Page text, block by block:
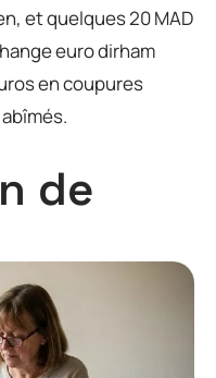
et quelques 20 MAD
euro dirham
en coupures
de